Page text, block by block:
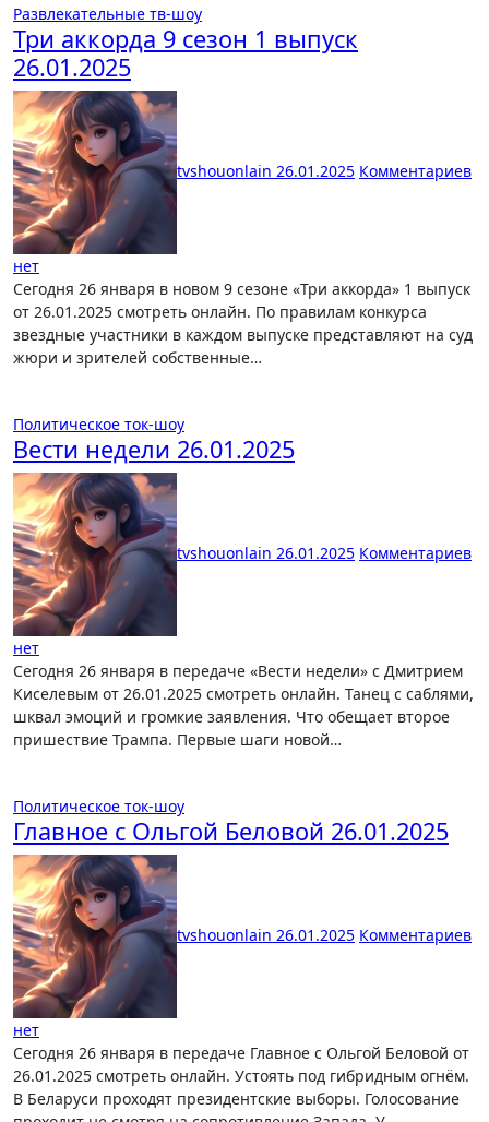
Развлекательные тв-шоу
Три аккорда 9 сезон 1 выпуск
26.01.2025
tvshouonlain 26.01.2025 Комментариев
нет
Сегодня 26 января в новом 9 сезоне «Три аккорда» 1 выпуск
от 26.01.2025 смотреть онлайн. По правилам конкурса
звездные участники в каждом выпуске представляют на суд
жюри и зрителей собственные…
Политическое ток-шоу
Вести недели 26.01.2025
tvshouonlain 26.01.2025 Комментариев
нет
Сегодня 26 января в передаче «Вести недели» с Дмитрием
Киселевым от 26.01.2025 смотреть онлайн. Танец с саблями,
шквал эмоций и громкие заявления. Что обещает второе
пришествие Трампа. Первые шаги новой…
Политическое ток-шоу
Главное с Ольгой Беловой 26.01.2025
tvshouonlain 26.01.2025 Комментариев
нет
Сегодня 26 января в передаче Главное с Ольгой Беловой от
26.01.2025 смотреть онлайн. Устоять под гибридным огнём.
В Беларуси проходят президентские выборы. Голосование